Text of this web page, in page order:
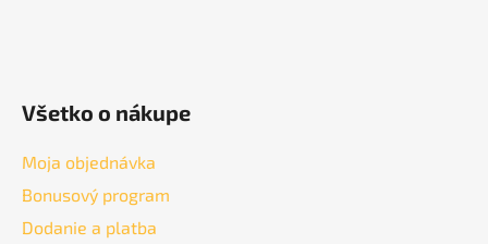
Všetko o nákupe
Moja objednávka
Bonusový program
Dodanie a platba